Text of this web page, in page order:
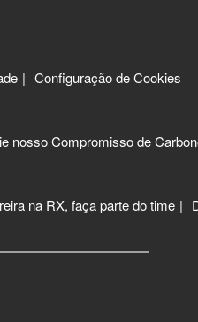
Configuração de Cookies
nosso Compromisso de
na RX, faça parte do time